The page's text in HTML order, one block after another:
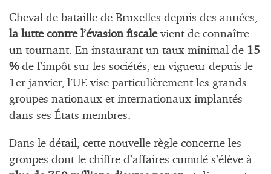
Cheval de bataille de Bruxelles depuis des années,
la lutte contre l’évasion fiscalevient de connaître
un tournant. En instaurant un taux minimal de 15
%de l’impôt sur les sociétés, en vigueur depuis le
1er janvier, l’UE vise particulièrement les grands
groupes nationaux et internationaux implantés
dans ses États membres.
Dans le détail, cette nouvelle règle concerne les
groupes dont le chiffre d’affaires cumulé s’élève à